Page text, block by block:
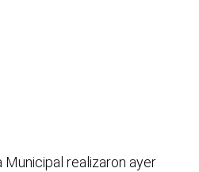
realizaron ayer